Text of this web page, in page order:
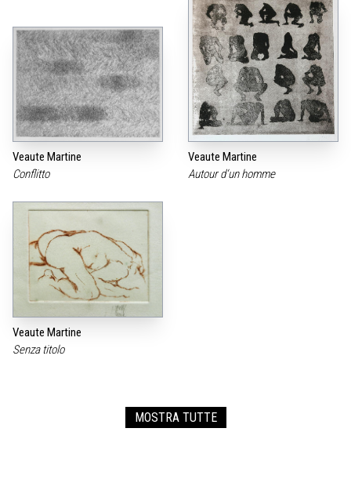
Veaute Martine
Conflitto
Veaute Martine
Autour d‘un homme
Veaute Martine
Senza titolo
MOSTRA TUTTE